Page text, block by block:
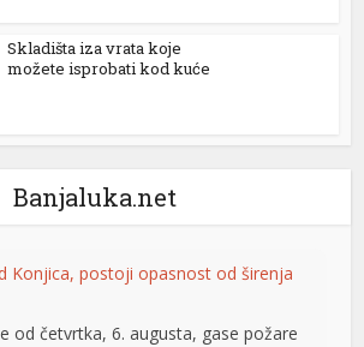
Skladišta iza vrata koje
možete isprobati kod kuće
Banjaluka.net
Konjica, postoji opasnost od širenja
od četvrtka, 6. augusta, gase požare